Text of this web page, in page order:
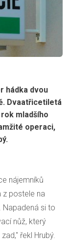
hádka dvou
Dvaatřicetiletá
mladšího
operaci,
nájemníků
z postele na
Napadená si to
nůž, který
řekl Hrubý.